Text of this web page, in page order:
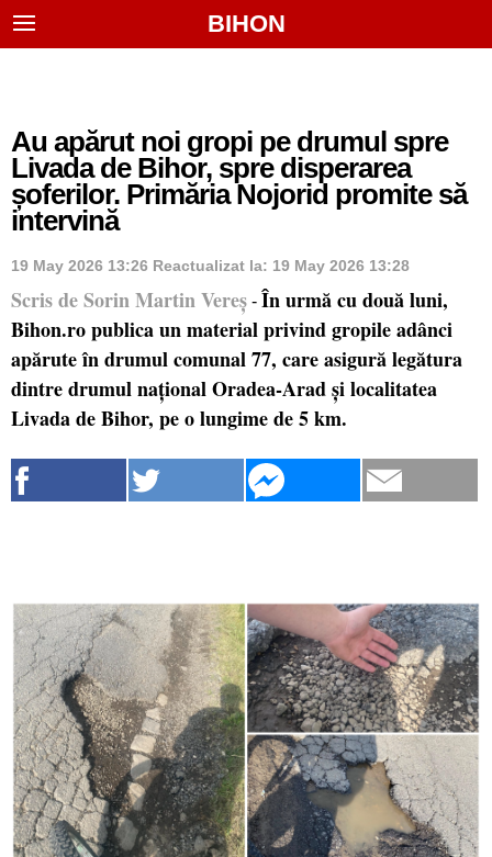
BIHON
Au apărut noi gropi pe drumul spre
Livada de Bihor, spre disperarea
șoferilor. Primăria Nojorid promite să
intervină
19 May 2026 13:26 Reactualizat la: 19 May 2026 13:28
Scris de Sorin Martin Vereș - În urmă cu două luni,
Bihon.ro publica un material privind gropile adânci
apărute în drumul comunal 77, care asigură legătura
dintre drumul național Oradea-Arad și localitatea
Livada de Bihor, pe o lungime de 5 km.